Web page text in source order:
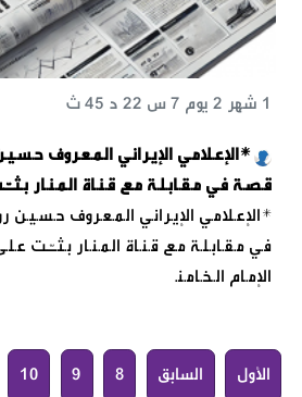
*الإعـلامـي الإيـرانـي الـمـعـروف
قـصـة فـي مـقـابـلـة مـع قـنـاة
1 شهر 2 يوم 7 س 22 د 45 ث
*الإعـلامـي الإيـرانـي الـمـعـروف
فـي مـقـابـلـة مـع قـنـاة الـمـنـار بـثـّت
الإمـام الـخـامـنـ
الأول السابق 8
9
10